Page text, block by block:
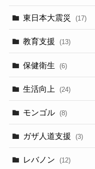
東日本大震災 (17)
教育支援 (13)
保健衛生 (6)
生活向上 (24)
モンゴル (8)
ガザ人道支援 (3)
レバノン (12)